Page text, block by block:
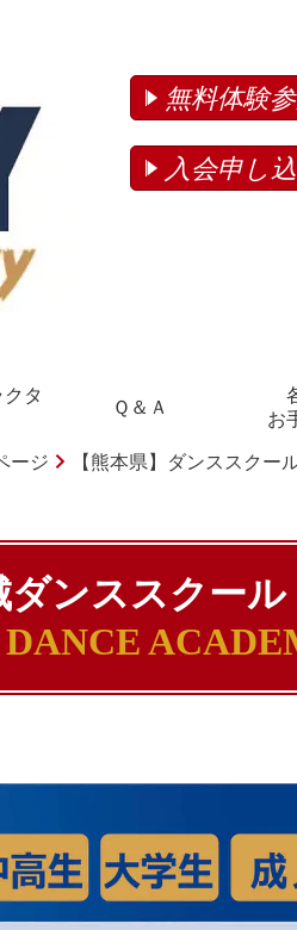
無料体験
入会申し
タ
Ｑ＆Ａ
お
ージ 【熊本県】ダンススクー
ダンススクール